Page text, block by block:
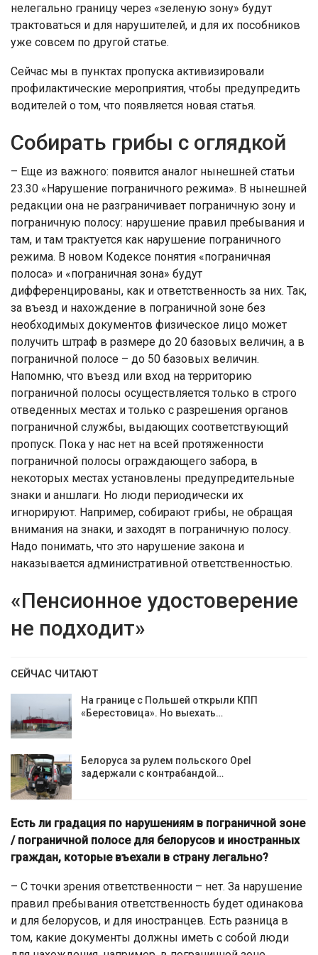
нелегально границу через «зеленую зону» будут
трактоваться и для нарушителей, и для их пособников
уже совсем по другой статье.
Сейчас мы в пунктах пропуска активизировали
профилактические мероприятия, чтобы предупредить
водителей о том, что появляется новая статья.
Собирать грибы с оглядкой
– Еще из важного: появится аналог нынешней статьи
23.30 «Нарушение пограничного режима». В нынешней
редакции она не разграничивает пограничную зону и
пограничную полосу: нарушение правил пребывания и
там, и там трактуется как нарушение пограничного
режима. В новом Кодексе понятия «пограничная
полоса» и «пограничная зона» будут
дифференцированы, как и ответственность за них. Так,
за въезд и нахождение в пограничной зоне без
необходимых документов физическое лицо может
получить штраф в размере до 20 базовых величин, а в
пограничной полосе – до 50 базовых величин.
Напомню, что въезд или вход на территорию
пограничной полосы осуществляется только в строго
отведенных местах и только с разрешения органов
пограничной службы, выдающих соответствующий
пропуск. Пока у нас нет на всей протяженности
пограничной полосы ограждающего забора, в
некоторых местах установлены предупредительные
знаки и аншлаги. Но люди периодически их
игнорируют. Например, собирают грибы, не обращая
внимания на знаки, и заходят в пограничную полосу.
Надо понимать, что это нарушение закона и
наказывается административной ответственностью.
«Пенсионное удостоверение
не подходит»
СЕЙЧАС ЧИТАЮТ
На границе с Польшей открыли КПП
«Берестовица». Но выехать…
Белоруса за рулем польского Opel
задержали с контрабандой…
Есть ли градация по нарушениям в пограничной зоне
/ пограничной полосе для белорусов и иностранных
граждан, которые въехали в страну легально?
– С точки зрения ответственности – нет. За нарушение
правил пребывания ответственность будет одинакова
и для белорусов, и для иностранцев. Есть разница в
том, какие документы должны иметь с собой люди